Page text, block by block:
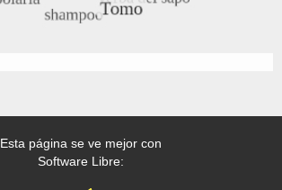
Esta página se ve mejor con
Software Libre: